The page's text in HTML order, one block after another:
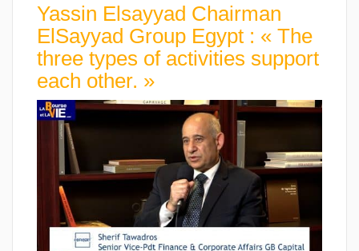
Yassin Elsayyad Chairman
ElSayyad Group Egypt : « The
three types of activities support
each other. »